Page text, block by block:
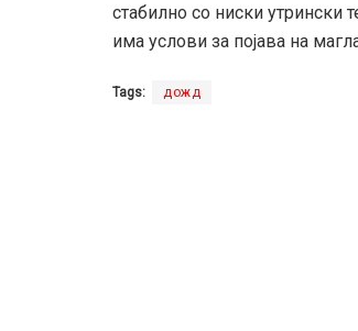
стабилно со ниски утрински
има услови за појава на
Tags: дожд